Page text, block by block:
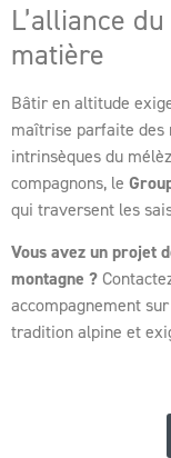
L’alliance
matière
Bâtir en altitude
maîtrise parfaite des
intrinsèques du
compagnons, le
qui traversent les
Vous avez un projet
montagne ?
accompagnement
tradition alpine et